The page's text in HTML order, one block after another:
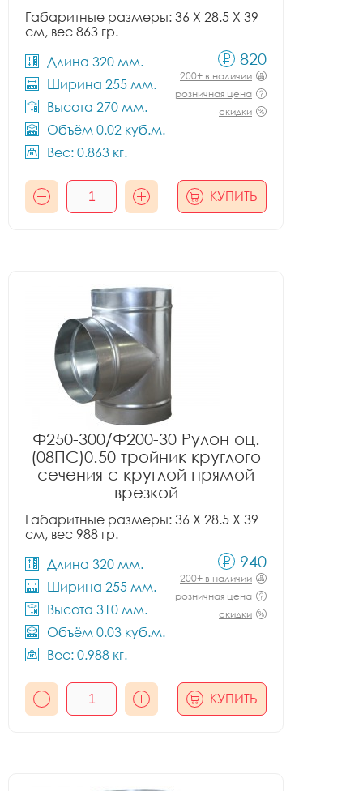
Габаритные размеры: 36 X 28.5 X 39
см, вес 863 гр.
Длина 320 мм.
Ширина 255 мм.
Высота 270 мм.
Объём 0.02 куб.м.
Вес: 0.863 кг.
820
200+ в наличии
розничная цена
скидки
КУПИТЬ
Ф250-300/Ф200-30 Рулон оц.
(08ПС)0.50 тройник круглого
сечения с круглой прямой
врезкой
Габаритные размеры: 36 X 28.5 X 39
см, вес 988 гр.
Длина 320 мм.
Ширина 255 мм.
Высота 310 мм.
Объём 0.03 куб.м.
Вес: 0.988 кг.
940
200+ в наличии
розничная цена
скидки
КУПИТЬ